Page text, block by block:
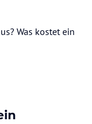
Was kostet ein